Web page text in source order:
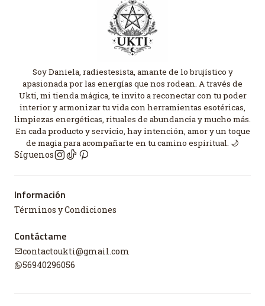
Soy Daniela, radiestesista, amante de lo brujístico y
apasionada por las energías que nos rodean. A través de
Ukti, mi tienda mágica, te invito a reconectar con tu poder
interior y armonizar tu vida con herramientas esotéricas,
limpiezas energéticas, rituales de abundancia y mucho más.
En cada producto y servicio, hay intención, amor y un toque
de magia para acompañarte en tu camino espiritual. 🌙
Síguenos
Información
Términos y Condiciones
Contáctame
contactoukti@gmail.com
56940296056